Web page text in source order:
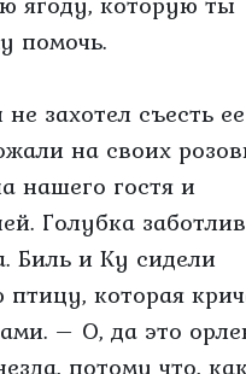
помочь.
захотел съесть
на своих
нашего гостя и
Голубка
Биль и Ку сидели
которая
– О, да это
потому что,